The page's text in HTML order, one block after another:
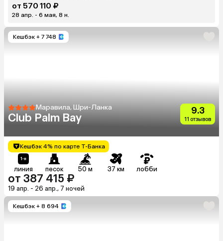
от 570 110 ₽
28 апр. - 6 мая, 8 н.
Кешбэк + 7 748
Маравила, Шри-Ланка
Club Palm Bay
9.3
11 отзывов
Кешбэк 4% по карте Т-Банка
линия песок 50 м 37 км лобби
от 387 415 ₽
19 апр. - 26 апр., 7 ночей
Кешбэк + 8 694